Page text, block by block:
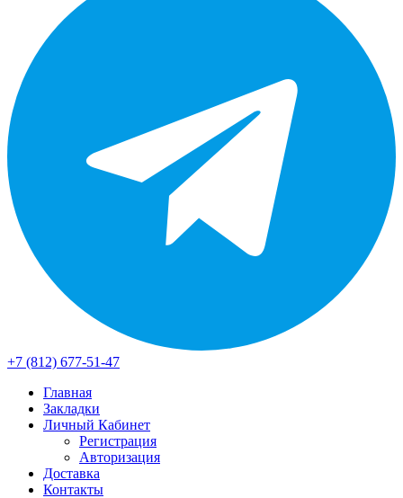
+7 (812) 677-51-47
Главная
Закладки
Личный Кабинет
Регистрация
Авторизация
Доставка
Контакты